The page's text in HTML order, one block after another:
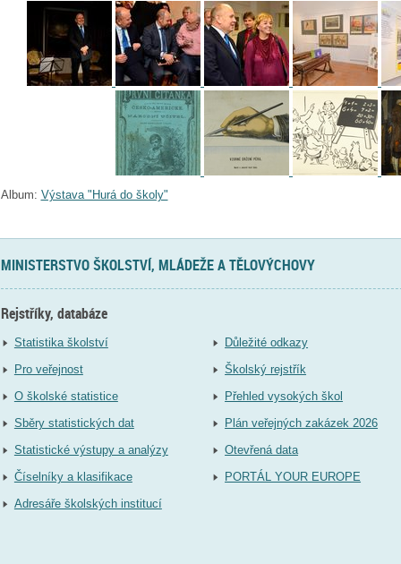
Album: Výstava "Hurá do školy"
MINISTERSTVO ŠKOLSTVÍ, MLÁDEŽE A TĚLOVÝCHOVY
Rejstříky, databáze
Statistika školství
Pro veřejnost
O školské statistice
Sběry statistických dat
Statistické výstupy a analýzy
Číselníky a klasifikace
Adresáře školských institucí
Důležité odkazy
Školský rejstřík
Přehled vysokých škol
Plán veřejných zakázek 2026
Otevřená data
PORTÁL YOUR EUROPE